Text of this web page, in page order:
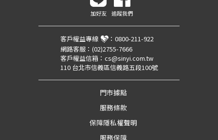
加好友 追蹤我們
客戶權益專線 ： 0800-211-922
網路客服： (02)2755-7666
客戶權益信箱： cs@sinyi.com.tw
110 台北市信義區信義路五段100號
門市據點
服務條款
保障隱私權聲明
服務保障